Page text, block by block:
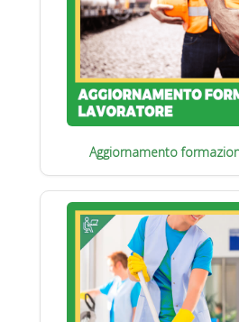
Aggiornamento